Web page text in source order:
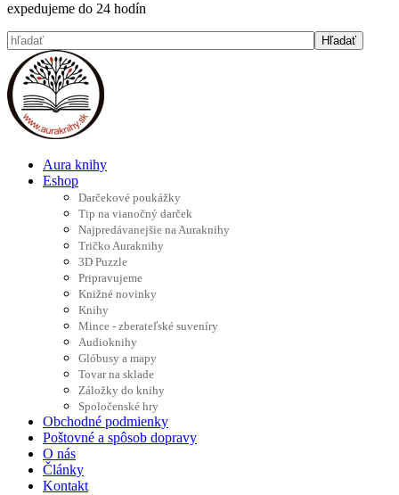
expedujeme do 24 hodín
Aura knihy
Eshop
Darčekové poukážky
Tip na vianočný darček
Najpredávanejšie na Auraknihy
Tričko Auraknihy
3D Puzzle
Pripravujeme
Knižné novinky
Knihy
Mince - zberateľské suveníry
Audioknihy
Glóbusy a mapy
Tovar na sklade
Záložky do knihy
Spoločenské hry
Obchodné podmienky
Poštovné a spôsob dopravy
O nás
Články
Kontakt